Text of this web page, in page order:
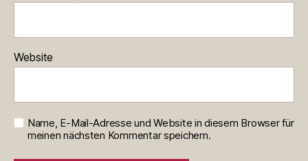
Website
Name, E-Mail-Adresse und Website in diesem Browser für
meinen nächsten Kommentar speichern.